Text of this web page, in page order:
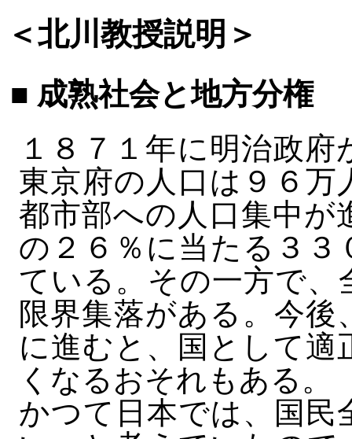
＜北川教授説明＞
■ 成熟社会と地方分権
１８７１年に明治政
東京府の人口は９６万
都市部への人口集中が
の２６％に当たる３３
ている。その一方で、
限界集落がある。今
に進むと、国として
くなるおそれもある。
かつて日本では、国民